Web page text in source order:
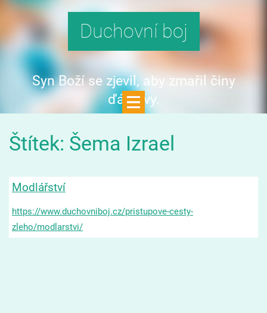
Duchovní boj
Syn Boží se zjevil, aby zmařil činy
ďáblovy.
Štítek: Šema Izrael
Modlářství
https://www.duchovniboj.cz/pristupove-cesty-
zleho/modlarstvi/